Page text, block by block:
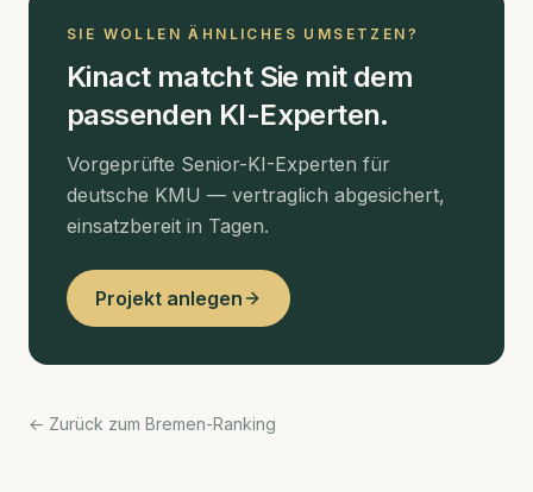
SIE WOLLEN ÄHNLICHES UMSETZEN?
Kinact matcht Sie mit dem
passenden KI-Experten.
Vorgeprüfte Senior-KI-Experten für
deutsche KMU — vertraglich abgesichert,
einsatzbereit in Tagen.
Projekt anlegen
← Zurück zum Bremen-Ranking